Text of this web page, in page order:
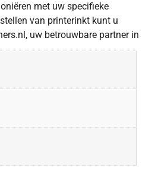
met uw specifieke
van printerinkt kunt u
uw betrouwbare partner in